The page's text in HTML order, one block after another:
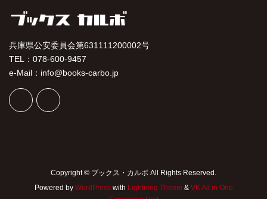
兵庫県公安委員会第631111200002号
TEL：078-600-9457
e-Mail：info@books-carbo.jp
Copyright © ブックス・カルボ All Rights Reserved.
Powered by WordPresswith Lightning Theme & VK All in One